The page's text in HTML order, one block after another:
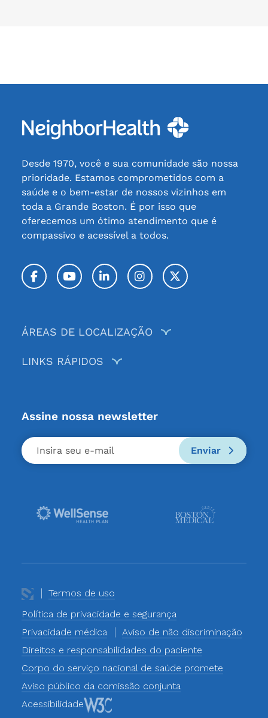
Desde 1970, você e sua comunidade são nossa
prioridade. Estamos comprometidos com a
saúde e o bem-estar de nossos vizinhos em
toda a Grande Boston. É por isso que
oferecemos um ótimo atendimento que é
compassivo e acessível a todos.
FacebookYouTubeLinkedInInstagramTwitter / X
ÁREAS DE LOCALIZAÇÃO
LINKS RÁPIDOS
Assine nossa newsletter
Enviar
Termos de uso
Política de privacidade e segurança
Privacidade médica
Aviso de não discriminação
Direitos e responsabilidades do paciente
Corpo do serviço nacional de saúde promete
Aviso público da comissão conjunta
Acessibilidade